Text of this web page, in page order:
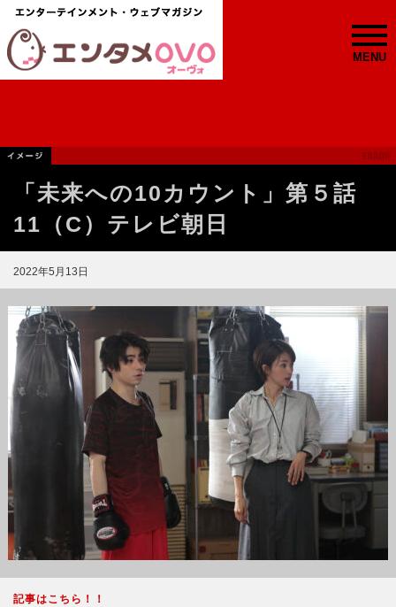
MENU
「未来への10カウント」第５話
11（C）テレビ朝日
2022年5月13日
記事はこちら！！